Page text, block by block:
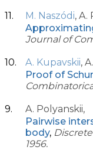
M. Naszódi, A.
Journal of
A. Kupavskii,
Proof of
Combinatorica,
A. Polyanskii,
Pairwise
body,
1956.